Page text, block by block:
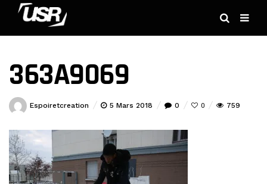
363A9069
Espoiretcreation 5 Mars 2018 0 0 759